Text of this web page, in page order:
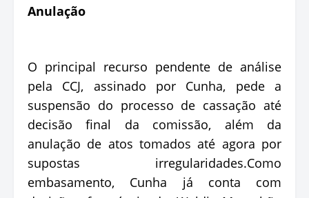
Anulação
O principal recurso pendente de análise
pela CCJ, assinado por Cunha, pede a
suspensão do processo de cassação até
decisão final da comissão, além da
anulação de atos tomados até agora por
supostas irregularidades.Como
embasamento, Cunha já conta com